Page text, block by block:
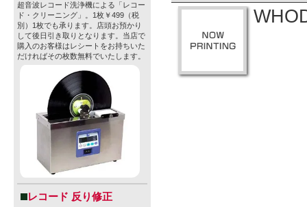
超音波レコード洗浄機による「レコー
ド・クリーニング」。1枚￥499（税
別）1枚でも承ります。店頭お預かり
して後日引き取りとなります。当店で
購入のお客様はレシートをお持ちいた
だければその枚数無料でいたします。
レコード 反り修正